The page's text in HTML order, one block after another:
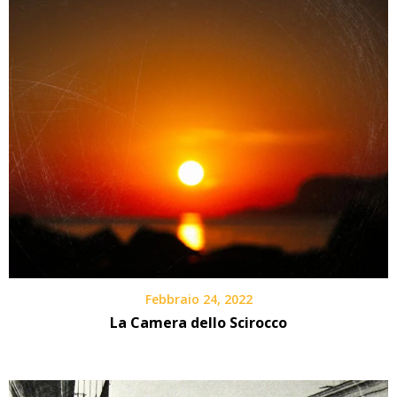
Febbraio 24, 2022
La Camera dello Scirocco